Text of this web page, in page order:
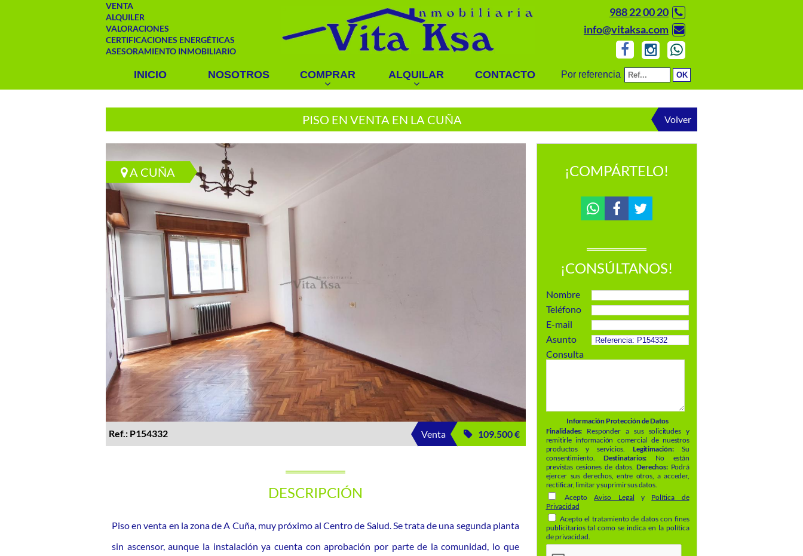
VENTA
ALQUILER
VALORACIONES
CERTIFICACIONES ENERGÉTICAS
ASESORAMIENTO INMOBILIARIO
988 22 00 20
info@vitaksa.com
INICIO NOSOTROS COMPRAR ALQUILAR CONTACTO Por referencia
PISO EN VENTA EN LA CUÑA Volver
A CUÑA
Ref.: P154332 Venta 109.500 €
DESCRIPCIÓN
Piso en venta en la zona de A Cuña, muy próximo al Centro de Salud. Se trata de una segunda planta
sin ascensor, aunque la instalación ya cuenta con aprobación por parte de la comunidad, lo que
¡COMPÁRTELO!
¡CONSÚLTANOS!
Nombre
Teléfono
E-mail
Asunto
Consulta
Información Protección de Datos
Finalidades: Responder a sus solicitudes y
remitirle información comercial de nuestros
productos y servicios.Legitimación:Su
consentimiento. Destinatarios: No están
previstas cesiones de datos.Derechos:Podrá
ejercer sus derechos, entre otros, a acceder,
rectificar, limitar y suprimir sus datos.
AceptoAviso Legal y Política de
Privacidad
Acepto el tratamiento de datos con fines
publicitarios tal como se indica en la política
de privacidad.